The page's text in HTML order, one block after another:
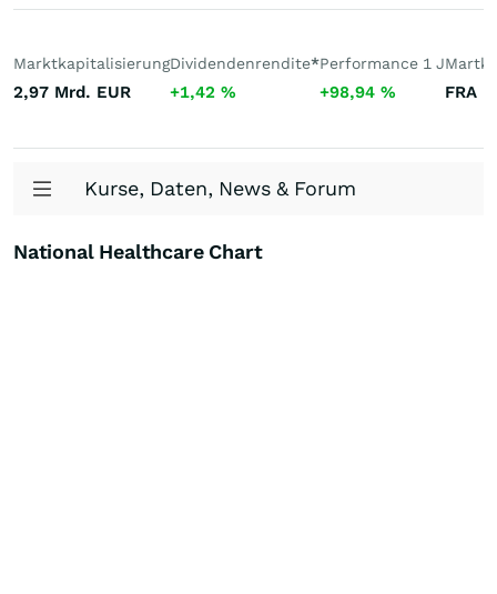
Marktkapitalisierung
2,97 Mrd. EUR
Dividendenrendite*
+1,42 %
Performance 1 J
+98,94 % FRA
Kurse, Daten, News & Forum
National Healthcare Chart